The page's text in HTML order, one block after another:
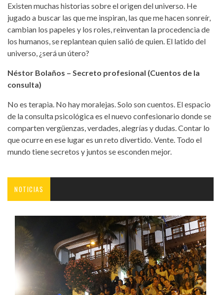
Existen muchas historias sobre el origen del universo. He
jugado a buscar las que me inspiran, las que me hacen sonreír,
cambian los papeles y los roles, reinventan la procedencia de
los humanos, se replantean quien salió de quien. El latido del
universo, ¿será un útero?
Néstor Bolaños – Secreto profesional (Cuentos de la
consulta)
No es terapia. No hay moralejas. Solo son cuentos. El espacio
de la consulta psicológica es el nuevo confesionario donde se
comparten vergüenzas, verdades, alegrías y dudas. Contar lo
que ocurre en ese lugar es un reto divertido. Vente. Todo el
mundo tiene secretos y juntos se esconden mejor.
NOTICIAS